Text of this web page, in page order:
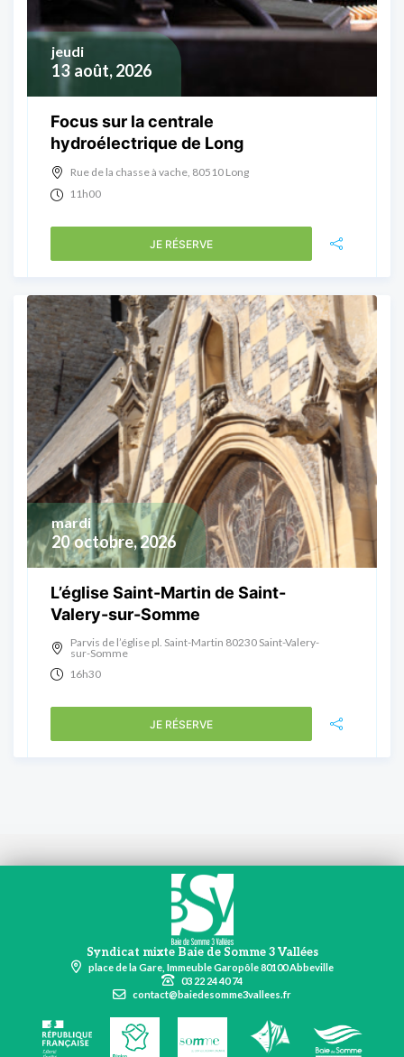
13 août, 2026
jeudi
Focus sur la centrale
hydroélectrique de Long
Rue de la chasse à vache, 80510 Long
11h00
JE RÉSERVE
20 octobre, 2026
mardi
L’église Saint-Martin de Saint-
Valery-sur-Somme
Parvis de l’église pl. Saint-Martin 80230 Saint-Valery-
sur-Somme
16h30
JE RÉSERVE
Syndicat mixte Baie de Somme 3 Vallées
place de la Gare, Immeuble Garopôle 80100 Abbeville
03 22 24 40 74
contact@baiedesomme3vallees.fr